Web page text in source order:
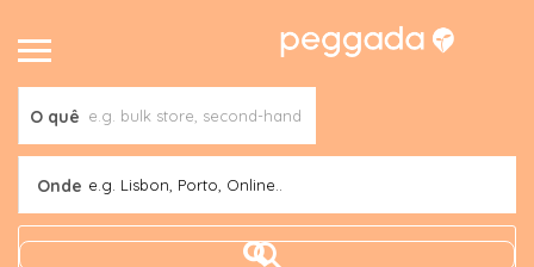
O quê
Onde e.g. Lisbon, Porto, Online..